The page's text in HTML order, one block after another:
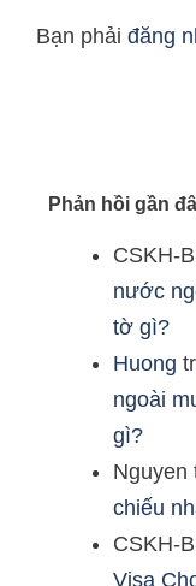
Bạn phải đăng
Phản hồi gần
CSKH-
nước
tờ gì?
Huong
ngoài
gì?
Nguyen
chiếu
CSKH-
Visa